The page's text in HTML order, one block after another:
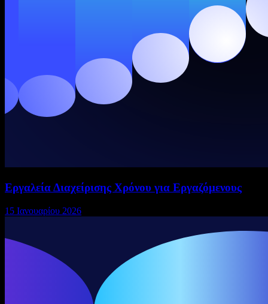
Εργαλεία Διαχείρισης Χρόνου για Εργαζόμενους
15 Ιανουαρίου 2026